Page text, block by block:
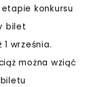
konkursu
bilet
września.
można wziąć